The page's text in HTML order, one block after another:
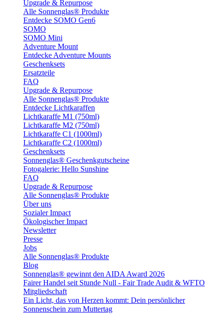
Upgrade & Repurpose
Alle Sonnenglas® Produkte
Entdecke SOMO Gen6
SOMO
SOMO Mini
Adventure Mount
Entdecke Adventure Mounts
Geschenksets
Ersatzteile
FAQ
Upgrade & Repurpose
Alle Sonnenglas® Produkte
Entdecke Lichtkaraffen
Lichtkaraffe M1 (750ml)
Lichtkaraffe M2 (750ml)
Lichtkaraffe C1 (1000ml)
Lichtkaraffe C2 (1000ml)
Geschenksets
Sonnenglas® Geschenkgutscheine
Fotogalerie: Hello Sunshine
FAQ
Upgrade & Repurpose
Alle Sonnenglas® Produkte
Über uns
Sozialer Impact
Ökologischer Impact
Newsletter
Presse
Jobs
Alle Sonnenglas® Produkte
Blog
Sonnenglas® gewinnt den AIDA Award 2026
Fairer Handel seit Stunde Null - Fair Trade Audit & WFTO
Mitgliedschaft
Ein Licht, das von Herzen kommt: Dein persönlicher
Sonnenschein zum Muttertag